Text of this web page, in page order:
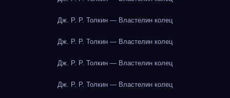
Дж. Р. Р. Толкин — Властелин колец
Дж. Р. Р. Толкин — Властелин колец
Дж. Р. Р. Толкин — Властелин колец
Дж. Р. Р. Толкин — Властелин колец